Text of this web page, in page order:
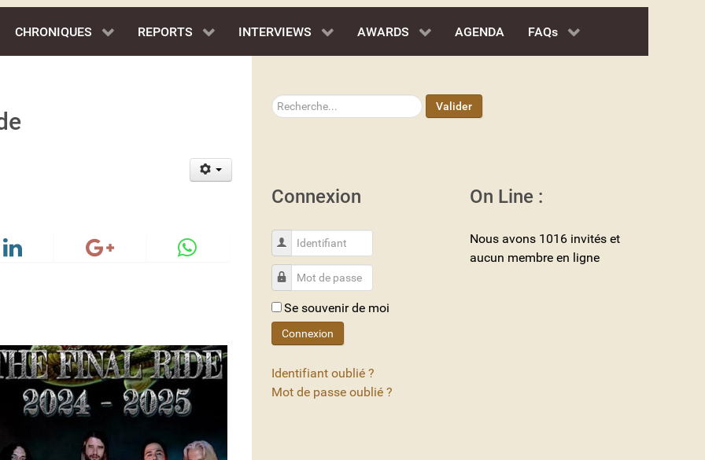
CHRONIQUES REPORTS INTERVIEWS AWARDS AGENDA FAQs
Rechercher Valider
Connexion
Identifiant
Mot de passe
Se souvenir de moi
Connexion
Identifiant oublié ?
Mot de passe oublié ?
On Line :
Nous avons 1016 invités et
aucun membre en ligne